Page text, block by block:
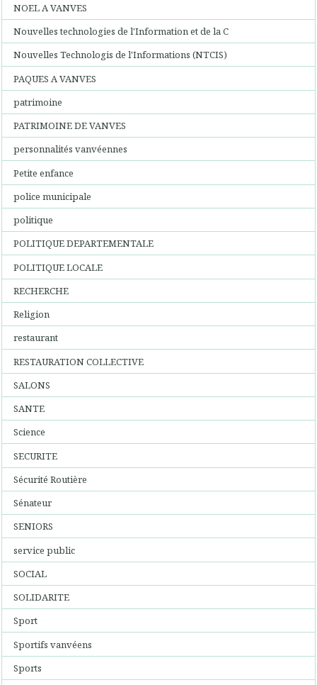
NOEL A VANVES
Nouvelles technologies de l'Information et de la C
Nouvelles Technologis de l'Informations (NTCIS)
PAQUES A VANVES
patrimoine
PATRIMOINE DE VANVES
personnalités vanvéennes
Petite enfance
police municipale
politique
POLITIQUE DEPARTEMENTALE
POLITIQUE LOCALE
RECHERCHE
Religion
restaurant
RESTAURATION COLLECTIVE
SALONS
SANTE
Science
SECURITE
Sécurité Routière
Sénateur
SENIORS
service public
SOCIAL
SOLIDARITE
Sport
Sportifs vanvéens
Sports